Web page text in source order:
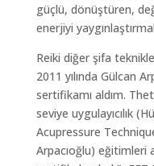
güçlü, dönüştüren,
enerjiyi
Reiki diğer şifa
2011 yılında Gülcan
sertifikamı aldım.
seviye uygulayıcılık
Acupressure
Arpacıoğlu) eğitimleri